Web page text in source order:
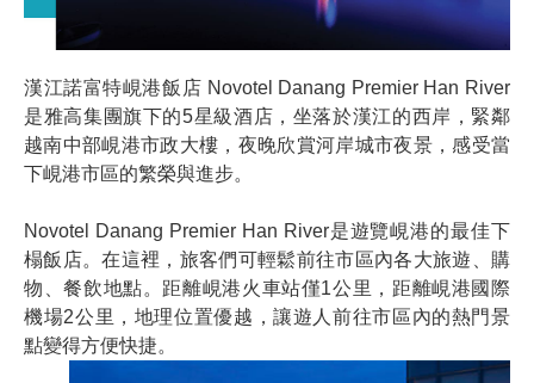
漢江諾富特峴港飯店 Novotel Danang Premier Han River
是雅高集團旗下的5星級酒店，坐落於漢江的西岸，緊鄰
越南中部峴港市政大樓，夜晚欣賞河岸城市夜景，感受當
下峴港市區的繁榮與進步。
Novotel Danang Premier Han River是遊覽峴港的最佳下
榻飯店。在這裡，旅客們可輕鬆前往市區內各大旅遊、購
物、餐飲地點。距離峴港火車站僅1公里，距離峴港國際
機場2公里，地理位置優越，讓遊人前往市區內的熱門景
點變得方便快捷。